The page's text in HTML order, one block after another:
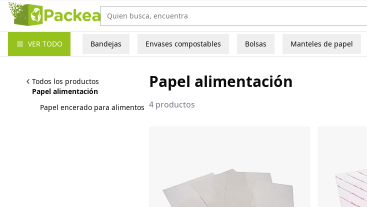
Packea
VER TODO Bandejas Envases compostables Bolsas Manteles de papel
Todos los productos
Papel alimentación
Papel encerado para alimentos
Papel alimentación
4productos